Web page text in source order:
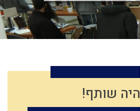
היה שותף!